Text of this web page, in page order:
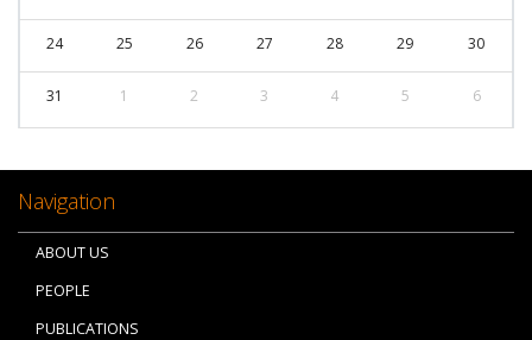
24 25 26 27 28 29 30
31 1 2 3 4 5 6
Navigation
ABOUT US
PEOPLE
PUBLICATIONS